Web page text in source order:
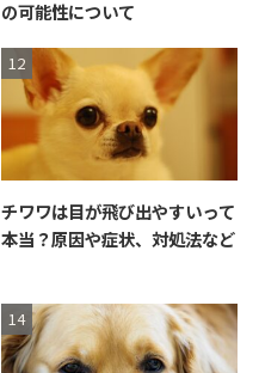
の可能性について
チワワは目が飛び出やすいって
本当？原因や症状、対処法など